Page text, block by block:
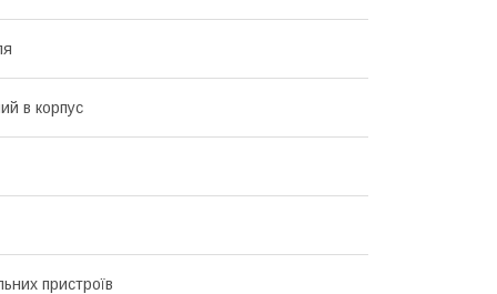
в корпус
пристроїв